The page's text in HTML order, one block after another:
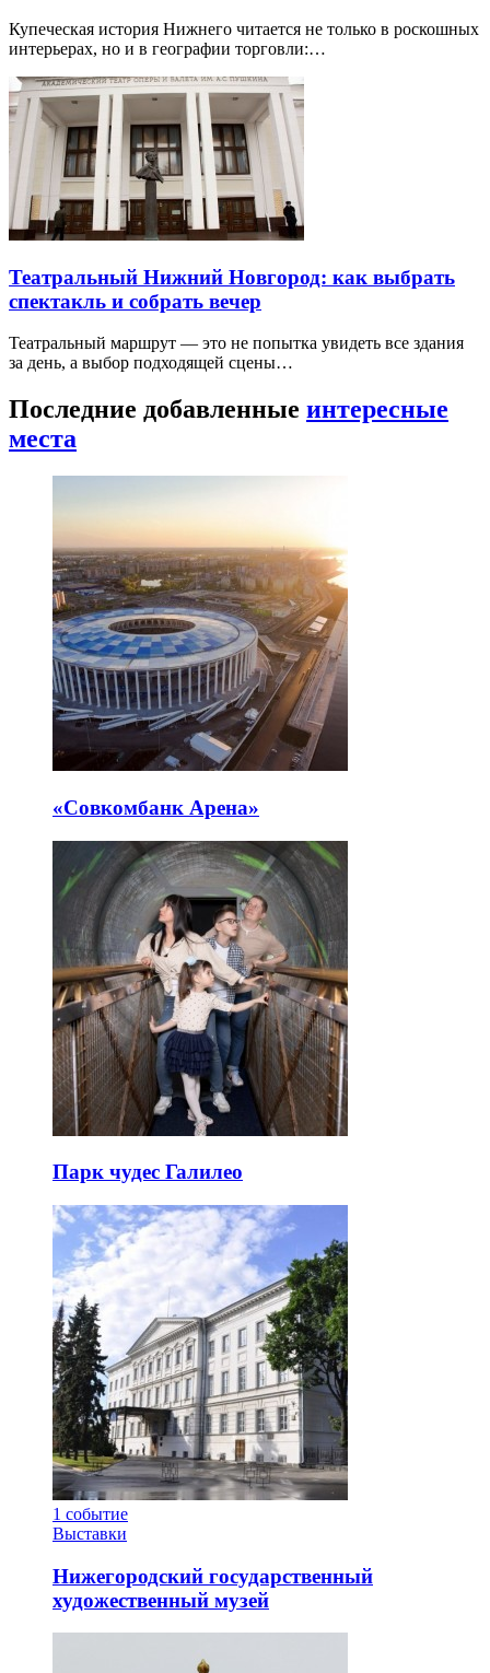
Купеческая история Нижнего читается не только в роскошных
интерьерах, но и в географии торговли:…
Театральный Нижний Новгород: как выбрать
спектакль и собрать вечер
Театральный маршрут — это не попытка увидеть все здания
за день, а выбор подходящей сцены…
Последние добавленные интересные
места
«Совкомбанк Арена⁠»
Парк чудес Галилео
1 событие
Выставки
Нижегородский государственный
художественный музей